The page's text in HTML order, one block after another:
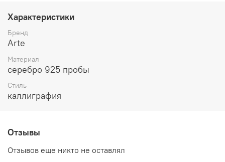
ценительниц уникального, сочетает в себе изящество
персидской каллиграфии, богатство исламского
орнамента и безупречное мастерство, чтобы стать
вашим самым выразительным аксессуаром.
Почему эти серьги — шедевр чувств?
всё», выгравированная изящным персидским стилем
каллиграфии, который называется насталик, делает
металле.
Искусство в каждой линии
Характеристики
Бренд
Arte
Материал
серебро 925 пробы
Стиль
каллиграфия
Отзывы
Отзывов еще никто не оставлял